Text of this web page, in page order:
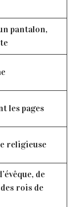
pantalon,
les pages
religieuse
de
rois de